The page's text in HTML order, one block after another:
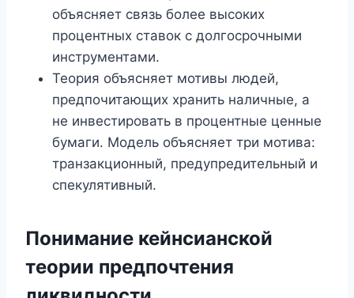
объясняет связь более высоких
процентных ставок с долгосрочными
инструментами.
Теория объясняет мотивы людей,
предпочитающих хранить наличные, а
не инвестировать в процентные ценные
бумаги. Модель объясняет три мотива:
транзакционный, предупредительный и
спекулятивный.
Понимание кейнсианской
теории предпочтения